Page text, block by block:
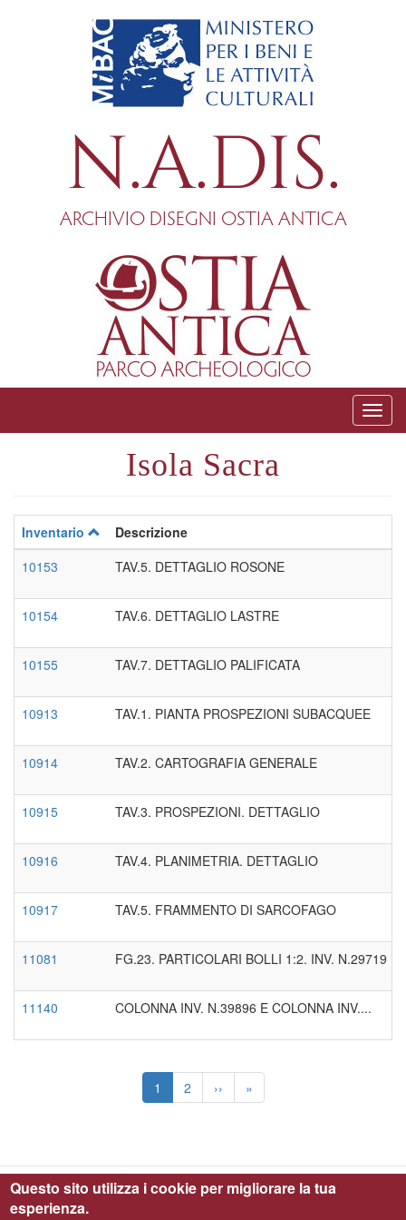
N.A.DIS.
ARCHIVIO DISEGNI OSTIA ANTICA
Isola Sacra
Inventario Descrizione
10153
TAV.5. DETTAGLIO ROSONE
10154 TAV.6. DETTAGLIO LASTRE
10155 TAV.7. DETTAGLIO PALIFICATA
10913 TAV.1. PIANTA PROSPEZIONI SUBACQUEE
10914 TAV.2. CARTOGRAFIA GENERALE
10915 TAV.3. PROSPEZIONI. DETTAGLIO
10916 TAV.4. PLANIMETRIA. DETTAGLIO
10917 TAV.5. FRAMMENTO DI SARCOFAGO
11081 FG.23. PARTICOLARI BOLLI 1:2. INV. N.29719
11140 COLONNA INV. N.39896 E COLONNA INV....
Pagina
attuale
1 Page
2
Pagina
successiva
››
Ultima
pagina
»
Parco Archeologico di Ostia Antica © 2019 - All Right Reserved - C.F.
Questo sito utilizza i cookie per migliorare la tua
esperienza.